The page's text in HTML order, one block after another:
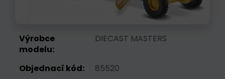
Výrobce
modelu:
DIECAST MASTERS
Objednací kód:
85520